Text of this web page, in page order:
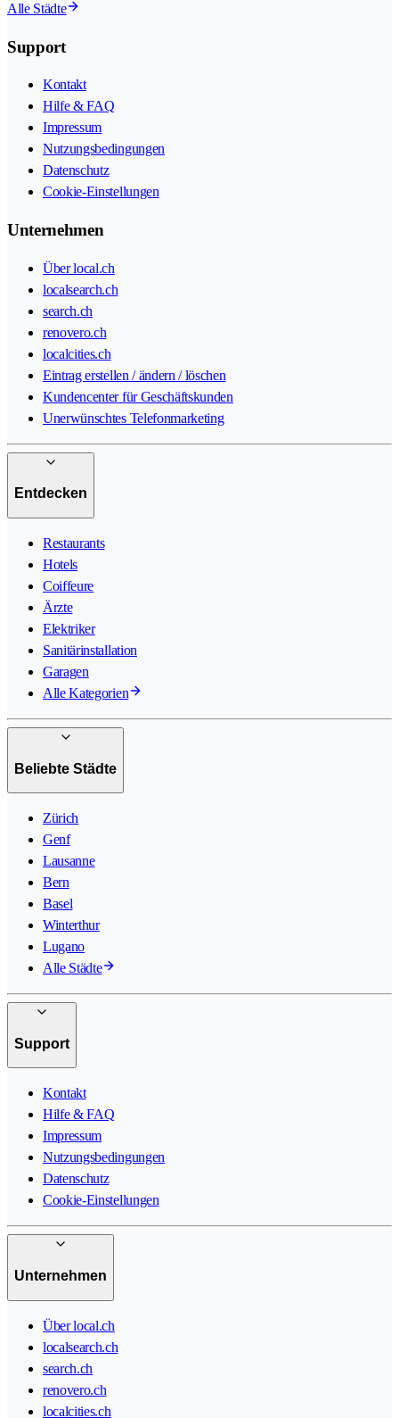
Alle Städte
Support
Kontakt
Hilfe & FAQ
Impressum
Nutzungsbedingungen
Datenschutz
Cookie-Einstellungen
Unternehmen
Über local.ch
localsearch.ch
search.ch
renovero.ch
localcities.ch
Eintrag erstellen / ändern / löschen
Kundencenter für Geschäftskunden
Unerwünschtes Telefonmarketing
Entdecken
Restaurants
Hotels
Coiffeure
Ärzte
Elektriker
Sanitärinstallation
Garagen
Alle Kategorien
Beliebte Städte
Zürich
Genf
Lausanne
Bern
Basel
Winterthur
Lugano
Alle Städte
Support
Kontakt
Hilfe & FAQ
Impressum
Nutzungsbedingungen
Datenschutz
Cookie-Einstellungen
Unternehmen
Über local.ch
localsearch.ch
search.ch
renovero.ch
localcities.ch